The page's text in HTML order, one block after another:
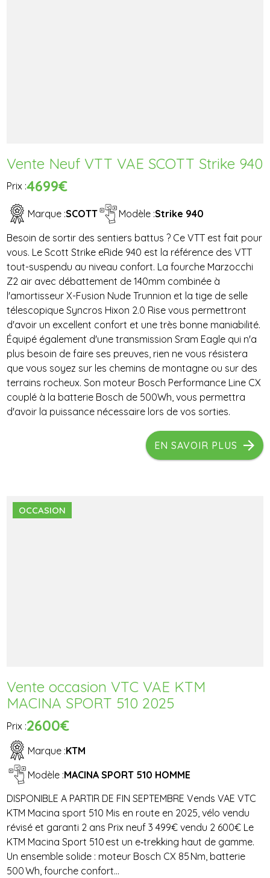
Vente Neuf VTT VAE SCOTT Strike 940
Prix :4699€
Marque :SCOTT Modèle :Strike 940
Besoin de sortir des sentiers battus ? Ce VTT est fait pour
vous. Le Scott Strike eRide 940 est la référence des VTT
tout-suspendu au niveau confort. La fourche Marzocchi
Z2 air avec débattement de 140mm combinée à
l'amortisseur X-Fusion Nude Trunnion et la tige de selle
télescopique Syncros Hixon 2.0 Rise vous permettront
d'avoir un excellent confort et une très bonne maniabilité.
Équipé également d'une transmission Sram Eagle qui n'a
plus besoin de faire ses preuves, rien ne vous résistera
que vous soyez sur les chemins de montagne ou sur des
terrains rocheux. Son moteur Bosch Performance Line CX
couplé à la batterie Bosch de 500Wh, vous permettra
d'avoir la puissance nécessaire lors de vos sorties.
EN SAVOIR PLUS
OCCASION
Vente occasion VTC VAE KTM
MACINA SPORT 510 2025
Prix :2600€
Marque :KTM
Modèle :MACINA SPORT 510 HOMME
DISPONIBLE A PARTIR DE FIN SEPTEMBRE Vends VAE VTC
KTM Macina sport 510 Mis en route en 2025, vélo vendu
révisé et garanti 2 ans Prix neuf 3 499€ vendu 2 600€ Le
KTM Macina Sport 510 est un e‑trekking haut de gamme.
Un ensemble solide : moteur Bosch CX 85 Nm, batterie
500 Wh, fourche confort...